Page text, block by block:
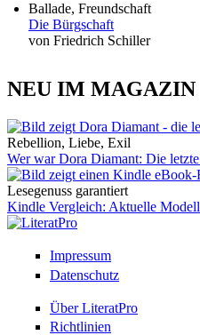
Ballade, Freundschaft
Die Bürgschaft
von Friedrich Schiller
NEU IM MAGAZIN
Rebellion, Liebe, Exil
Wer war Dora Diamant: Die
Lesegenuss garantiert
Kindle Vergleich: Aktuelle
Impressum
Datenschutz
Über LiteratPro
Richtlinien